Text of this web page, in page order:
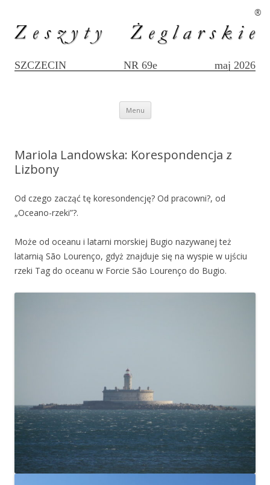
SZCZECIN NR 69e maj 2026
®
Menu Przejdź
Mariola Landowska: Korespondencja z
Lizbony
Od czego zacząć tę koresondencję? Od pracowni?, od
„Oceano-rzeki”?.
Może od oceanu i latarni morskiej Bugio nazywanej też
latarnią São Lourenço, gdyż znajduje się na wyspie w ujściu
rzeki Tag do oceanu w Forcie São Lourenço do Bugio.